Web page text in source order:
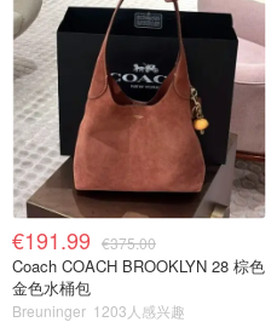
€191.99 €375.00
Coach COACH BROOKLYN 28 棕色
金色水桶包
Breuninger 1203人感兴趣